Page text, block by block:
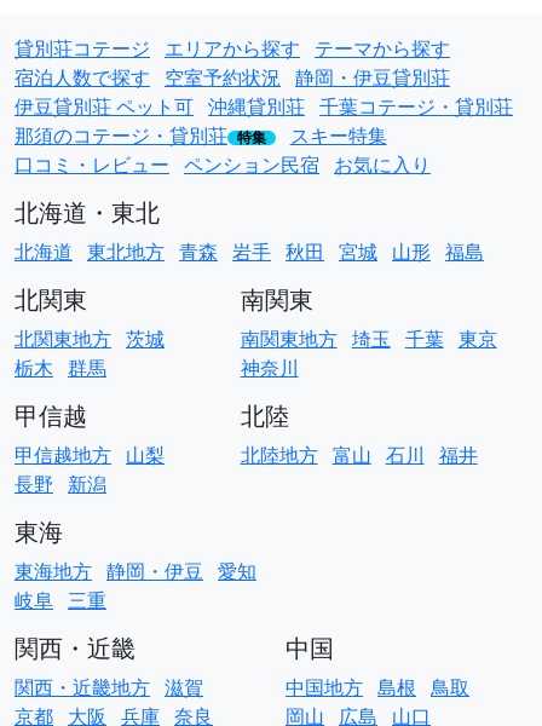
貸別荘コテージ エリアから探す
テーマから探す
宿泊人数で探す
空室予約状況 静岡・伊豆貸別荘
伊豆貸別荘 ペット可 沖縄貸別荘 千葉コテージ・貸別荘
那須のコテージ・貸別荘 特集
スキー特集
口コミ・レビュー ペンション民宿 お気に入り
北海道・東北
北海道 東北地方 青森 岩手 秋田 宮城 山形 福島
北関東
北関東地方 茨城
栃木 群馬
南関東
南関東地方 埼玉 千葉 東京
神奈川
甲信越
甲信越地方 山梨
長野
新潟
北陸
北陸地方 富山 石川 福井
東海
東海地方 静岡・伊豆 愛知
岐阜 三重
関西・近畿
関西・近畿地方 滋賀
京都 大阪 兵庫 奈良
中国
中国地方 島根 鳥取
岡山
広島 山口